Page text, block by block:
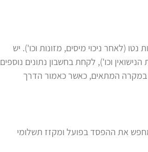
(לאחר ניכוי מיסים, מזונות וכו'). יש
וכו'), לקחת בחשבון נתונים נוספים
במקרה המתאים, כאשר כאמור הדרך
את ההפסד בפועל ומקזז תשלומי